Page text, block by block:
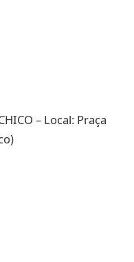
– Local: Praça